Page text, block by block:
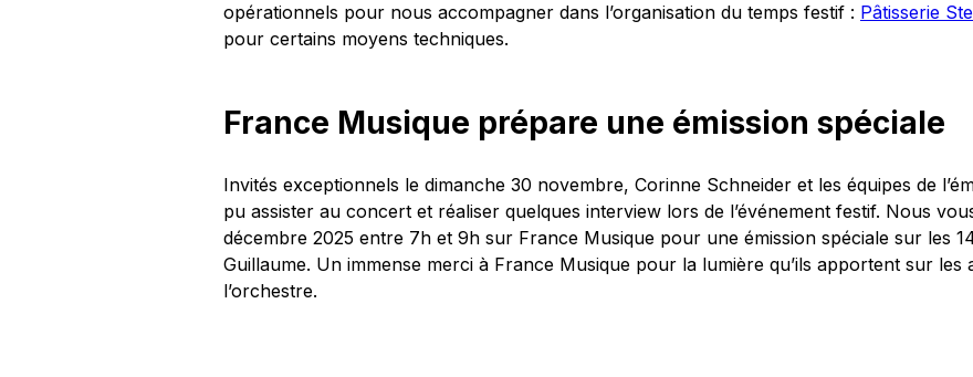
opérationnels pour nous accompagner dans l’organisation du temps festif : Pâtisserie
pour certains moyens techniques.
France Musique prépare une émission spéciale
Invités exceptionnels le dimanche 30 novembre, Corinne Schneider et les équipes de
pu assister au concert et réaliser quelques interview lors de l’événement festif. Nous
décembre 2025 entre 7h et 9h sur France Musique pour une émission spéciale sur les
Guillaume. Un immense merci à France Musique pour la lumière qu’ils apportent sur
l’orchestre.